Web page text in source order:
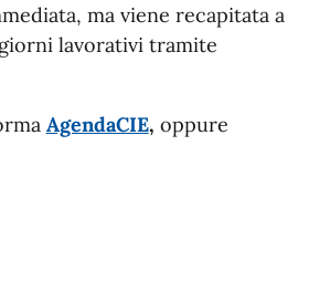
ma viene recapitata a
lavorativi tramite
AgendaCIE, oppure